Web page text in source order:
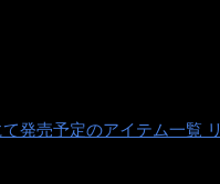
て発売予定のアイテム一